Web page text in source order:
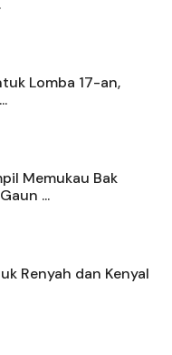
Lomba 17-an,
Memukau Bak
...
Renyah dan Kenyal